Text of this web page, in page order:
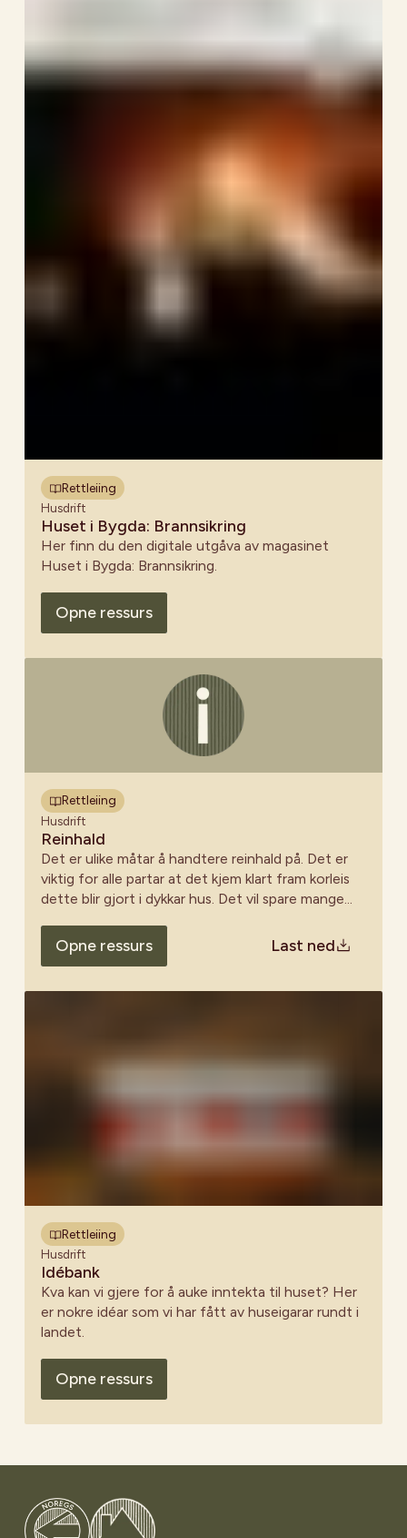
Rettleiing
Husdrift
Huset i Bygda: Brannsikring
Her finn du den digitale utgåva av magasinet
Huset i Bygda: Brannsikring.
Opne ressurs
Rettleiing
Husdrift
Reinhald
Det er ulike måtar å handtere reinhald på. Det er
viktig for alle partar at det kjem klart fram korleis
dette blir gjort i dykkar hus. Det vil spare mange
skitne golv og lokale når ein skal til på eit nytt
arrangement. Det er også viktig for dei som jobbar
Opne ressurs Last ned
Rettleiing
Husdrift
Idébank
Kva kan vi gjere for å auke inntekta til huset? Her
er nokre idéar som vi har fått av huseigarar rundt i
landet.
Opne ressurs
Gå til Noregs Ungdomslag